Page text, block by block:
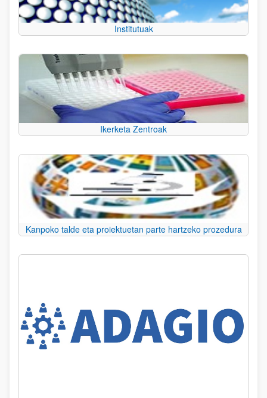
Institutuak
Ikerketa Zentroak
Kanpoko talde eta proiektuetan parte hartzeko prozedura